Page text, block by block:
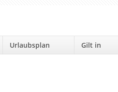
Urlaubsplan Gilt in